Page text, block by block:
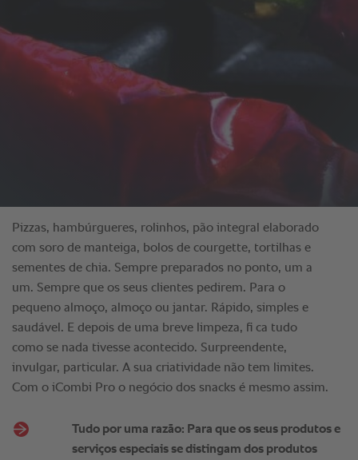
Pizzas, hambúrgueres, rolinhos, pão integral elaborado
com soro de manteiga, bolos de courgette, tortilhas e
sementes de chia. Sempre preparados no ponto, um a
um. Sempre que os seus clientes pedirem. Para o
pequeno almoço, almoço ou jantar. Rápido, simples e
saudável. E depois de uma breve limpeza, fi ca tudo
como se nada tivesse acontecido. Surpreendente,
invulgar, particular. A sua criatividade não tem limites.
Com o iCombi Pro o negócio dos snacks é mesmo assim.
Tudo por uma razão: Para que os seus produtos e
serviços especiais se distingam dos produtos